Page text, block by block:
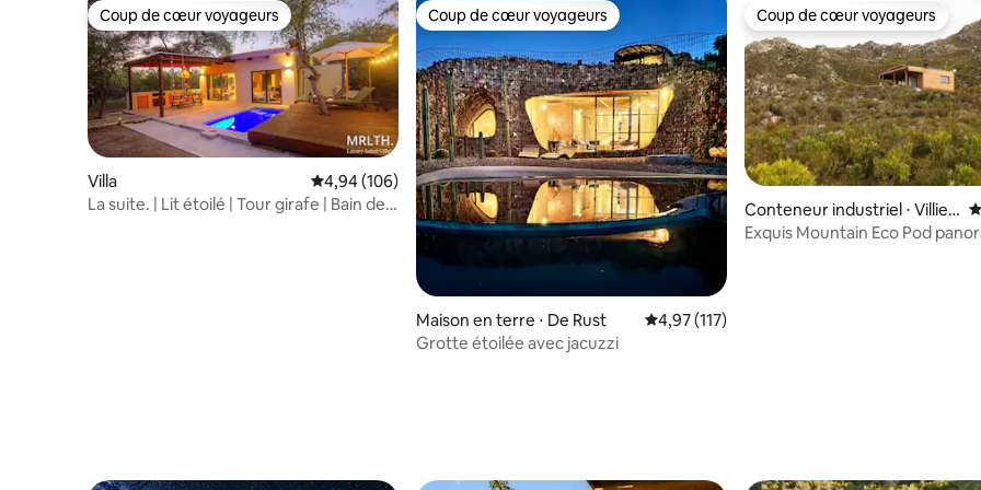
Coup de cœur voyageurs
Coup de cœur voyageurs
Villa Évaluation moyenne sur la base de 106 commentaires : 4,94 sur 5
4,94 (106)
La suite. | Lit étoilé | Tour girafe | Bain de
Coup de cœur voyageurs
Coup de cœur voyageurs
Maison en terre ⋅ De Rust Évaluation moyenne sur la base de 117
4,97 (117)
Grotte étoilée avec jacuzzi
Coup de cœur voyageurs
Coup de cœur voyageurs
Conteneur industriel ⋅ Villier
sdorp
Exquis Mountain Eco Pod